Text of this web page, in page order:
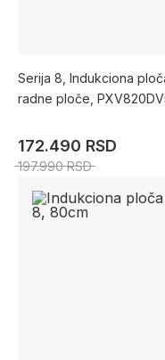
Serija 8, Indukciona
radne ploče,
172.490 RSD
197.990 RSD